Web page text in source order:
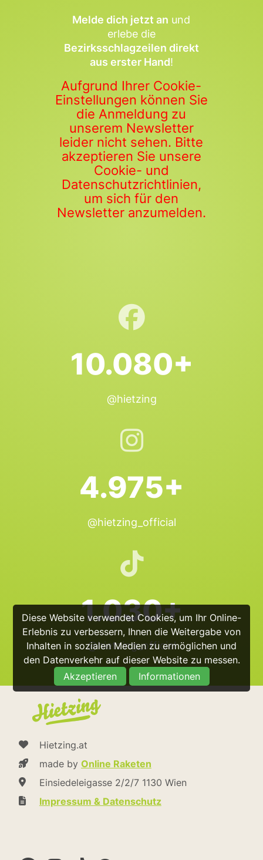
Diese Website verwendet Cookies, um Ihr Online-
Erlebnis zu verbessern, Ihnen die Weitergabe von
Inhalten in sozialen Medien zu ermöglichen und
den Datenverkehr auf dieser Website zu messen.
Akzeptieren
Informationen
Melde dich jetzt an und
erlebe die
Bezirksschlagzeilen direkt
aus erster Hand!
Aufgrund Ihrer Cookie-
Einstellungen können Sie
die Anmeldung zu
unserem Newsletter
leider nicht sehen. Bitte
akzeptieren Sie unsere
Cookie- und
Datenschutzrichtlinien,
um sich für den
Newsletter anzumelden.
10.080+
@hietzing
4.975+
@hietzing_official
1.030+
@hietzing_official
Hietzing.at
made by Online Raketen
Einsiedeleigasse 2/2/7 1130 Wien
Impressum & Datenschutz